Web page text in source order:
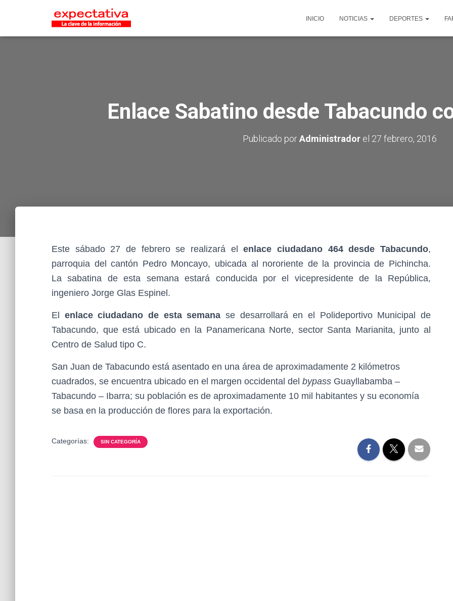
INICIO NOTICIAS DEPORTES
Enlace Sabatino desde Tabacundo
Publicado porAdministrador el 27 febrero, 2016
Este sábado 27 de febrero se realizará elenlace ciudadano 464 desde Tabacundo,
parroquia del cantón Pedro Moncayo, ubicada al nororiente de la provincia de Pichincha.
La sabatina de esta semana estará conducida por el vicepresidente de la República,
ingeniero Jorge Glas Espinel.
El enlace ciudadano de esta semana se desarrollará en el Polideportivo Municipal de
Tabacundo, que está ubicado en la Panamericana Norte, sector Santa Marianita, junto al
Centro de Salud tipo C.
San Juan de Tabacundo está asentado en una área de aproximadamente 2 kilómetros
cuadrados, se encuentra ubicado en el margen occidental del bypass Guayllabamba –
Tabacundo – Ibarra; su población es de aproximadamente 10 mil habitantes y su economía
se basa en la producción de flores para la exportación.
Categorías: SIN CATEGORÍA